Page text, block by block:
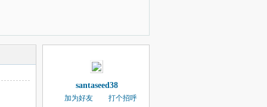
santaseed38
加为好友
打个招呼